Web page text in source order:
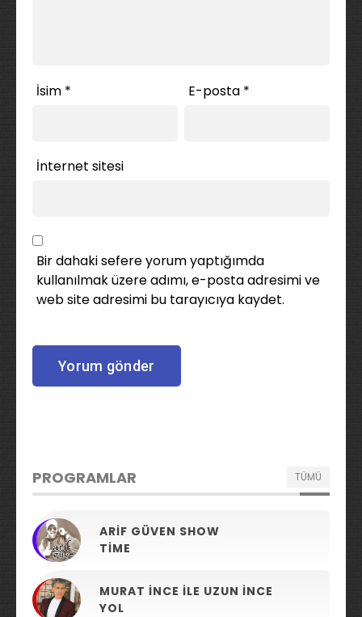
İsim * E-posta *
İnternet sitesi
Bir dahaki sefere yorum yaptığımda
kullanılmak üzere adımı, e-posta adresimi ve
web site adresimi bu tarayıcıya kaydet.
PROGRAMLAR TÜMÜ
ARIF GÜVEN SHOW
TIME
MURAT İNCE ILE UZUN İNCE
YOL